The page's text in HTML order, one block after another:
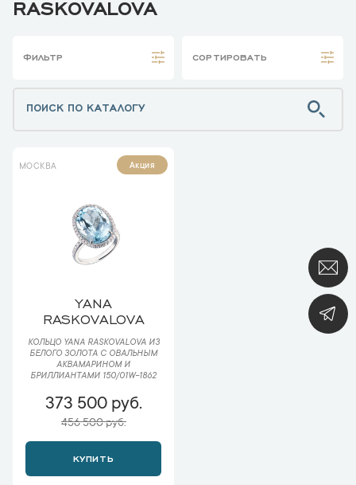
RASKOVALOVA
ФИЛЬТР СОРТИРОВАТЬ
МОСКВА Акция
YANA
RASKOVALOVA
КОЛЬЦО YANA RASKOVALOVA ИЗ
БЕЛОГО ЗОЛОТА С ОВАЛЬНЫМ
АКВАМАРИНОМ И
БРИЛЛИАНТАМИ 150/01W-1862
373 500 руб.
456 500 руб.
КУПИТЬ